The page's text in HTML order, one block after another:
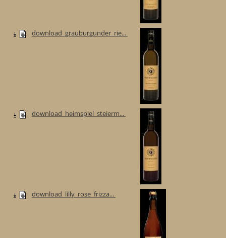
download_grauburgunder_rie...
download_heimspiel_steierm...
download_lilly_rose_frizza...